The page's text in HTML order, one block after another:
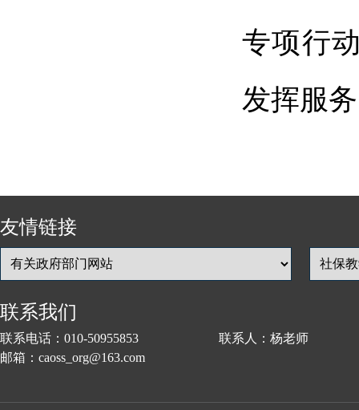
专项行
发挥服
友情链接
联系我们
联系电话：010-50955853 联系人：杨老师
邮箱：caoss_org@163.com